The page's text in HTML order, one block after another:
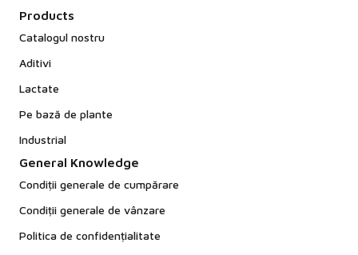
Products
Catalogul nostru
Aditivi
Lactate
Pe bază de plante
Industrial
General Knowledge
Condiții generale de cumpărare
Condiții generale de vânzare
Politica de confidențialitate